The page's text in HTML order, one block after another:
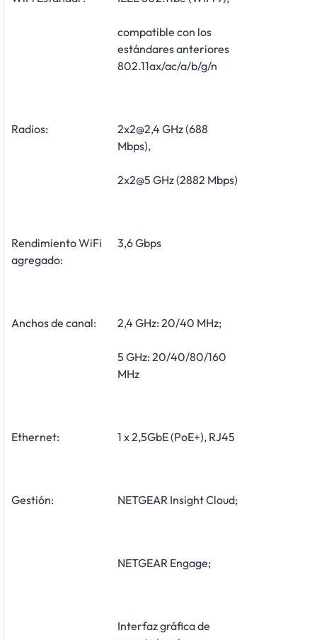
compatible con los
estándares anteriores
802.11ax/ac/a/b/g/n
Radios:
2x2@2,4 GHz (688
Mbps),
2x2@5 GHz (2882 Mbps)
Rendimiento WiFi
agregado:
3,6 Gbps
Anchos de canal: 2,4 GHz: 20/40 MHz;
5 GHz: 20/40/80/160
MHz
Ethernet: 1 x 2,5GbE (PoE+), RJ45
Gestión: NETGEAR Insight Cloud;
NETGEAR Engage;
Interfaz gráfica de